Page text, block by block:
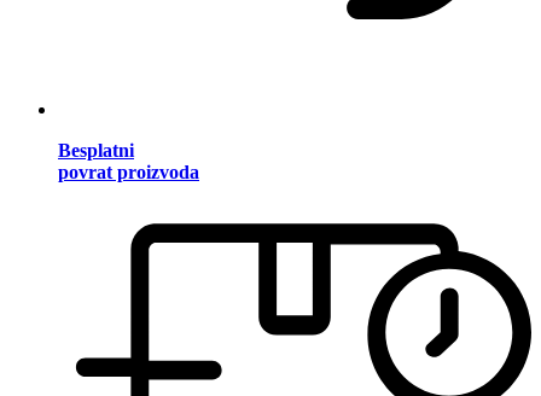
Besplatni
povrat proizvoda